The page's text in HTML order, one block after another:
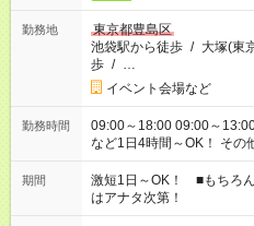
勤務地
東京都豊島区
池袋駅から徒歩 / 大塚(東
歩 / …
イベント会場など
勤務時間
09:00～18:00 09:00～
など1日4時間～OK！ その他シフトもございます！ お気軽にご
相談ください！
期間
激短1日～OK！ ■もちろ
はアナタ次第！